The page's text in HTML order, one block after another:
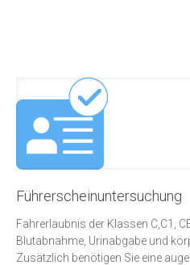
Führerscheinuntersuchung
Fahrerlaubnis der Klassen C,C1,
Blutabnahme, Urinabgabe und
Zusätzlich benötigen Sie eine